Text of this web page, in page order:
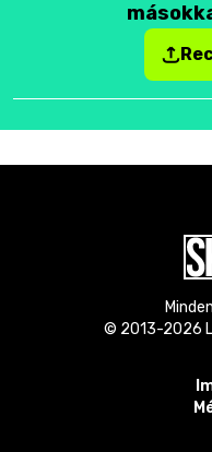
© 2013-2026